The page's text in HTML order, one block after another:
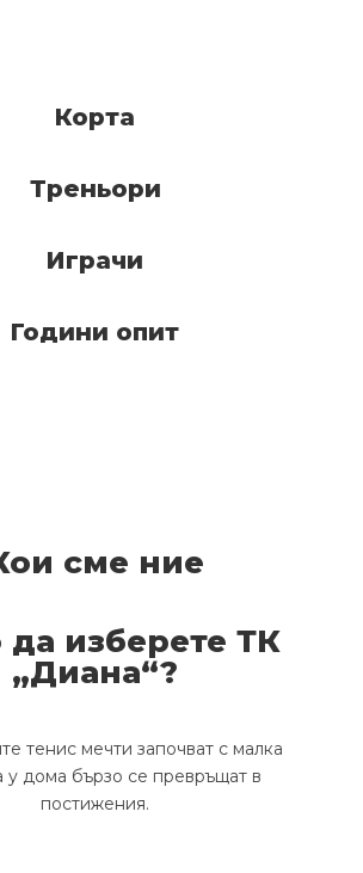
Корта
Треньори
Играчи
Години опит
сме ние
изберете ТК
„Диана“?
тенис мечти започват с малка
у дома бързо се превръщат в
постижения.